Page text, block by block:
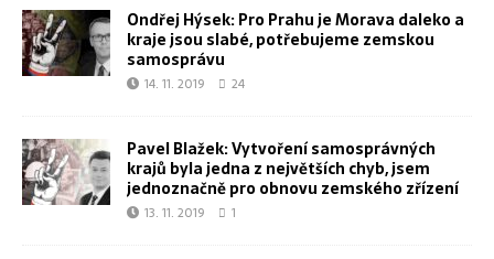
Ondřej Hýsek: Pro Prahu je Morava daleko a
kraje jsou slabé, potřebujeme zemskou
samosprávu
14. 11. 2019 24
Pavel Blažek: Vytvoření samosprávných
krajů byla jedna z největších chyb, jsem
jednoznačně pro obnovu zemského zřízení
13. 11. 2019 1